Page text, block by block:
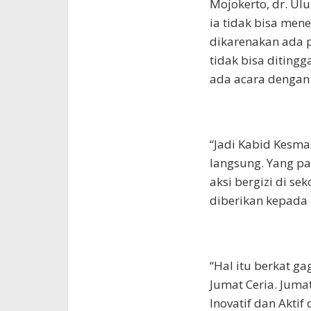
Mojokerto, dr.
ia tidak bisa
dikarenakan ada
tidak bisa
ada acara
“Jadi Kabid
langsung. Yang
aksi bergizi di
diberikan kepada
“Hal itu berkat
Jumat Ceria.
Inovatif dan Aktif